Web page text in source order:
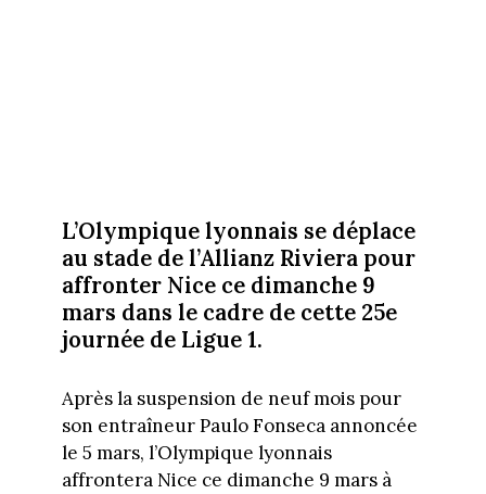
L’Olympique lyonnais se déplace
au stade de l’Allianz Riviera pour
affronter Nice ce dimanche 9
mars dans le cadre de cette 25e
journée de Ligue 1.
Après la suspension de neuf mois pour
son entraîneur Paulo Fonseca annoncée
le 5 mars, l’Olympique lyonnais
affrontera Nice ce dimanche 9 mars à